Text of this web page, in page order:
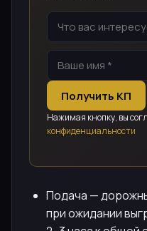
Получить КП
Нажимая кнопку, вы
конфиденциальности
Подача —
при ожидании